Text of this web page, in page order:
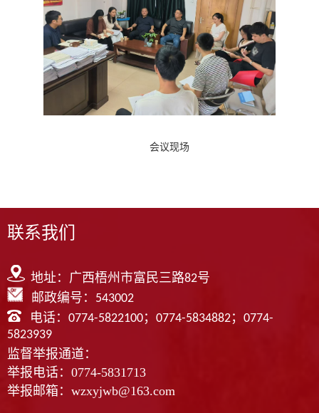
会议现场
联系我们
地址：广西梧州市富民三路82号
邮政编号： 543002
电话： 0774-5822100； 0774-5834882； 0774-
5823939
监督举报通道：
举报电话：0774-5831713
举报邮箱：wzxyjwb@163.com